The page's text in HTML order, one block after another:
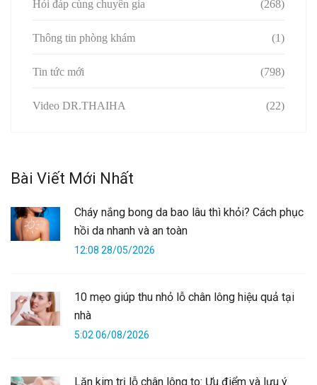
Hỏi đáp cùng chuyên gia (268)
Thông tin phòng khám (1)
Tin tức mới (798)
Video DR.THAIHA (22)
Bài Viết Mới Nhất
Cháy nắng bong da bao lâu thì khỏi? Cách phục
hồi da nhanh và an toàn
12:08 28/05/2026
10 mẹo giúp thu nhỏ lỗ chân lông hiệu quả tại
nhà
5:02 06/08/2026
Lăn kim trị lỗ chân lông to: Ưu điểm và lưu ý